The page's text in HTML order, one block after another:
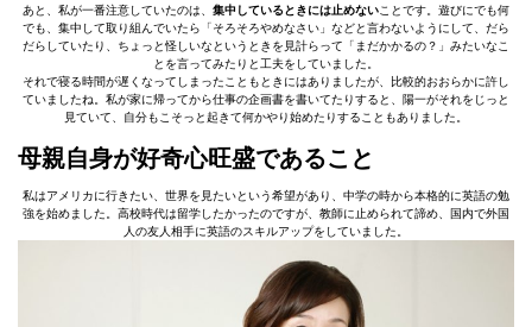
あと、私が一番注意していたのは、 集中しているときには止めないことです。遊びにでも何
でも、集中して取り組んでいたら「そろそろやめなさい」などと言わないようにして、だら
だらしていたり、ちょっと怪しいなというときを見計らって「まだかかるの？」みたいなこ
とを言ってみたりと工夫をしていました。
それで寝る時間が遅くなってしまったこともときにはありましたが、比較的おおらかに許し
ていましたね。私が家に帰ってから仕事の企画書を書いてたりすると、陽一がそれをじっと
見ていて、自分もこそっと起きて何かやり始めたりすることもありました。
母親自身が好奇心旺盛であること
私はアメリカに行きたい、世界を見たいという希望があり、中学の時から本格的に英語の勉
強を始めました。高校時代は留学したかったのですが、教師に止められて諦め、国内で外国
人の友人相手に英語のスキルアップをしていました。